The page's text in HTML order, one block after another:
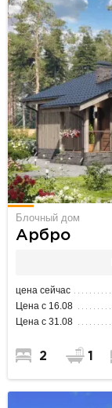
Блочный дом
Арбро
цена сейчас
Цена с 16.08
Цена с 31.08
2 1